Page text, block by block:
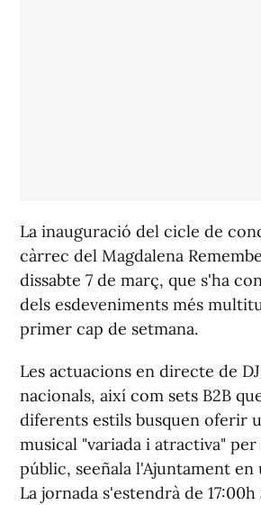
La inauguració del cicle de
càrrec del Magdalena
dissabte 7 de març, que s'ha
dels esdeveniments més
primer cap de setmana.
Les actuacions en directe de
nacionals, així com sets B2B
diferents estils busquen oferir
musical "variada i atractiva"
públic, seeñala l'Ajuntament
La jornada s'estendrà de